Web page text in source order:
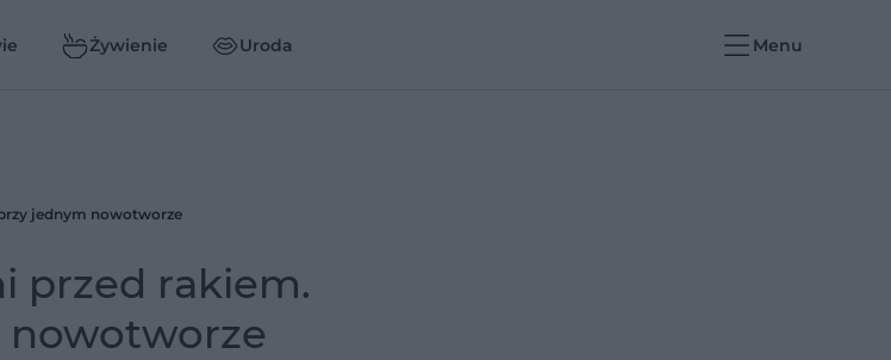
Żywienie Uroda Menu
jednym nowotworze
przed rakiem.
nowotworze